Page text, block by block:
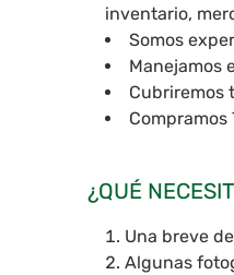
inventario,
Somos
Manejamos
Cubriremos
Compramos
¿QUÉ
Una breve
Algunas